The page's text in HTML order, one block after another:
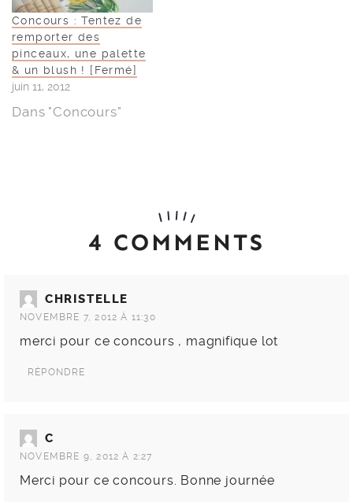
préfère vous
prévenir que les
participations ne…
Concours : Tentez de
remporter des
pinceaux, une palette
& un blush ! [Fermé]
juin 11, 2012
Dans "Concours"
4 COMMENTS
CHRISTELLE
NOVEMBRE 7, 2012 À 11:30
merci pour ce concours , magnifique lot
RÉPONDRE
C
NOVEMBRE 9, 2012 À 2:27
Merci pour ce concours. Bonne journée